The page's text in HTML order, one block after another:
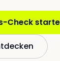
Check